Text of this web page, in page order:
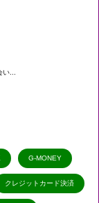
...
G-MONEY
クレジットカード決済